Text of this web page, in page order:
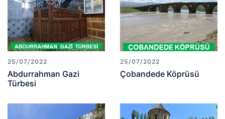
25/07/2022
Abdurrahman Gazi
Türbesi
25/07/2022
Çobandede Köprüsü